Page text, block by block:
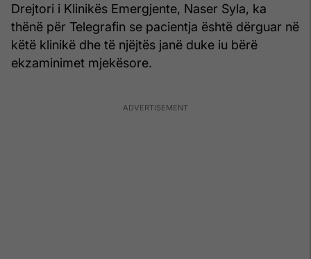
Drejtori i Klinikës Emergjente, Naser Syla, ka
thënë për Telegrafin se pacientja është dërguar në
këtë klinikë dhe të njëjtës janë duke iu bërë
ekzaminimet mjekësore.